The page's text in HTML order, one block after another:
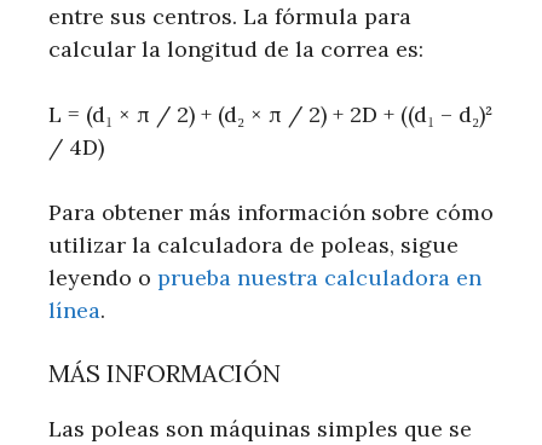
entre sus centros. La fórmula para
calcular la longitud de la correa es:
L = (d₁ × π / 2) + (d₂ × π / 2) + 2D + ((d₁ – d₂)²
/ 4D)
Para obtener más información sobre cómo
utilizar la calculadora de poleas, sigue
leyendo o prueba nuestra calculadora en
línea.
MÁS INFORMACIÓN
Las poleas son máquinas simples que se